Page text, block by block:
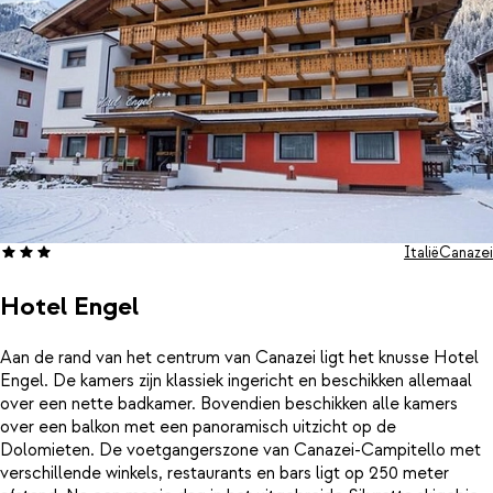
Hotel Engel
ItaliëCanazei
Aan de rand van het centrum van Canazei ligt het knusse Hotel
Engel. De kamers zijn klassiek ingericht en beschikken allemaal
over een nette badkamer. Bovendien beschikken alle kamers
over een balkon met een panoramisch uitzicht op de
Dolomieten. De voetgangerszone van Canazei-Campitello met
verschillende winkels, restaurants en bars ligt op 250 meter